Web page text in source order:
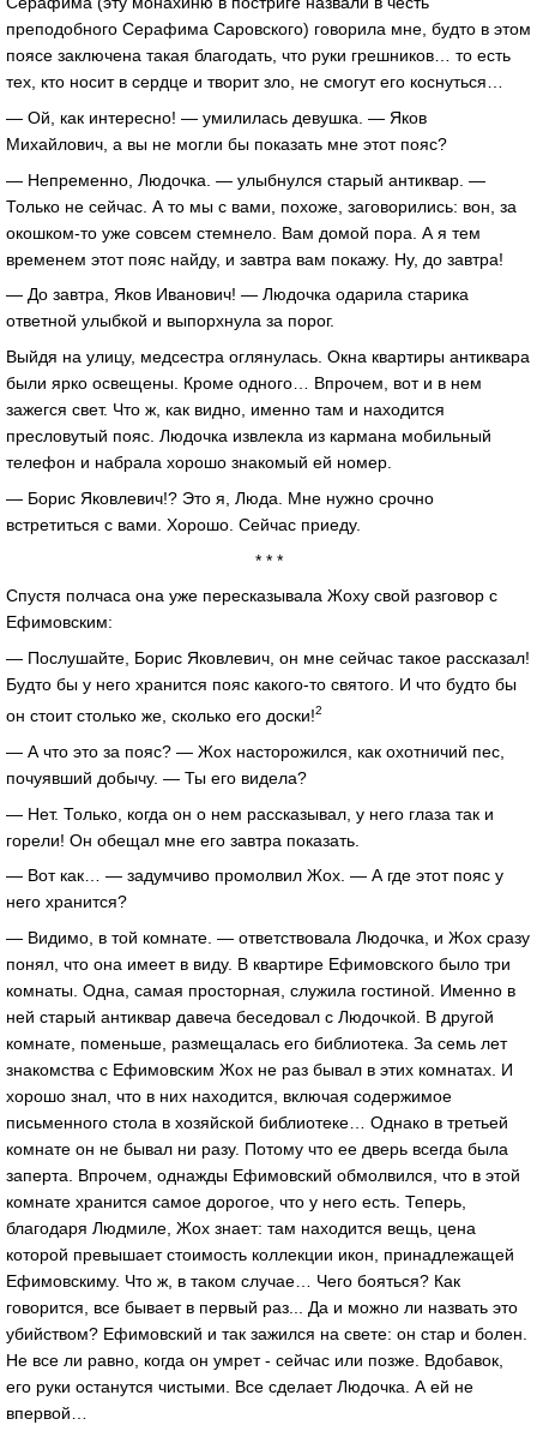
преподобного Серафима Саровского) говорила мне, будто в этом
поясе заключена такая благодать, что руки грешников… то есть
тех, кто носит в сердце и творит зло, не смогут его коснуться…
— Ой, как интересно! — умилилась девушка. — Яков
Михайлович, а вы не могли бы показать мне этот пояс?
— Непременно, Людочка. — улыбнулся старый антиквар. —
Только не сейчас. А то мы с вами, похоже, заговорились: вон, за
окошком-то уже совсем стемнело. Вам домой пора. А я тем
временем этот пояс найду, и завтра вам покажу. Ну, до завтра!
— До завтра, Яков Иванович! — Людочка одарила старика
ответной улыбкой и выпорхнула за порог.
Выйдя на улицу, медсестра оглянулась. Окна квартиры антиквара
были ярко освещены. Кроме одного… Впрочем, вот и в нем
зажегся свет. Что ж, как видно, именно там и находится
пресловутый пояс. Людочка извлекла из кармана мобильный
телефон и набрала хорошо знакомый ей номер.
— Борис Яковлевич!? Это я, Люда. Мне нужно срочно
встретиться с вами. Хорошо. Сейчас приеду.
* * *
Спустя полчаса она уже пересказывала Жоху свой разговор с
Ефимовским:
— Послушайте, Борис Яковлевич, он мне сейчас такое рассказал!
Будто бы у него хранится пояс какого-то святого. И что будто бы
он стоит столько же, сколько его доски!2
— А что это за пояс? — Жох насторожился, как охотничий пес,
почуявший добычу. — Ты его видела?
— Нет. Только, когда он о нем рассказывал, у него глаза так и
горели! Он обещал мне его завтра показать.
— Вот как… — задумчиво промолвил Жох. — А где этот пояс у
него хранится?
— Видимо, в той комнате. — ответствовала Людочка, и Жох сразу
понял, что она имеет в виду. В квартире Ефимовского было три
комнаты. Одна, самая просторная, служила гостиной. Именно в
ней старый антиквар давеча беседовал с Людочкой. В другой
комнате, поменьше, размещалась его библиотека. За семь лет
знакомства с Ефимовским Жох не раз бывал в этих комнатах. И
хорошо знал, что в них находится, включая содержимое
письменного стола в хозяйской библиотеке… Однако в третьей
комнате он не бывал ни разу. Потому что ее дверь всегда была
заперта. Впрочем, однажды Ефимовский обмолвился, что в этой
комнате хранится самое дорогое, что у него есть. Теперь,
благодаря Людмиле, Жох знает: там находится вещь, цена
которой превышает стоимость коллекции икон, принадлежащей
Ефимовскиму. Что ж, в таком случае… Чего бояться? Как
говорится, все бывает в первый раз... Да и можно ли назвать это
убийством? Ефимовский и так зажился на свете: он стар и болен.
Не все ли равно, когда он умрет - сейчас или позже. Вдобавок,
его руки останутся чистыми. Все сделает Людочка. А ей не
впервой…